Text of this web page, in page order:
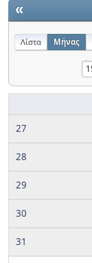
«
Λίστα Μήνας
27
28
29
30
31